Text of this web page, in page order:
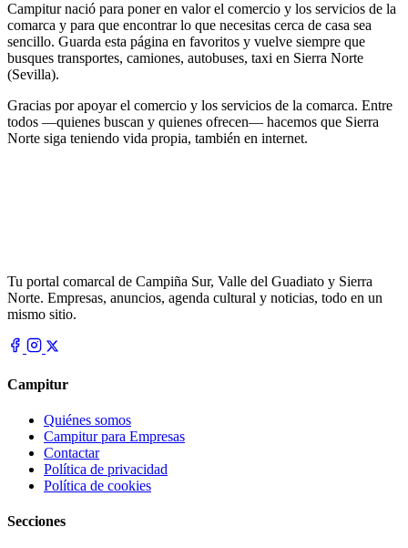
Campitur nació para poner en valor el comercio y los servicios de la
comarca y para que encontrar lo que necesitas cerca de casa sea
sencillo. Guarda esta página en favoritos y vuelve siempre que
busques transportes, camiones, autobuses, taxi en Sierra Norte
(Sevilla).
Gracias por apoyar el comercio y los servicios de la comarca. Entre
todos —quienes buscan y quienes ofrecen— hacemos que Sierra
Norte siga teniendo vida propia, también en internet.
Tu portal comarcal de Campiña Sur, Valle del Guadiato y Sierra
Norte. Empresas, anuncios, agenda cultural y noticias, todo en un
mismo sitio.
Campitur
Quiénes somos
Campitur para Empresas
Contactar
Política de privacidad
Política de cookies
Secciones